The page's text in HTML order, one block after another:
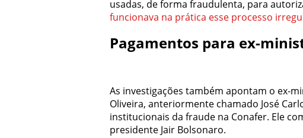
usadas, de forma fraudulenta, para
funcionava na prática esse processo
Pagamentos para ex-
As investigações também apontam o ex-
Oliveira, anteriormente chamado José
institucionais da fraude na Conafer. Ele
presidente Jair Bolsonaro.